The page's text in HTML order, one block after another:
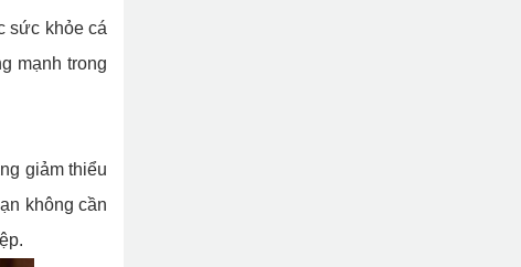
sức khỏe cá
mạnh trong
giảm thiểu
không cần